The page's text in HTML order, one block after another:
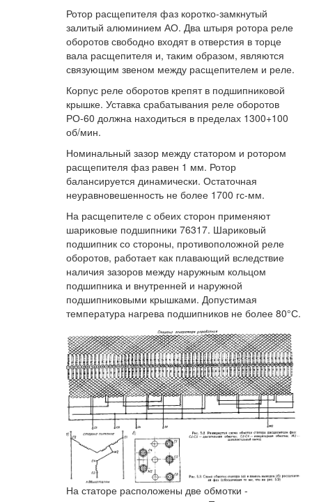
Ротор расщепителя фаз коротко-замкнутый
залитый алюминием АО. Два штыря ротора реле
оборотов свободно входят в отверстия в торце
вала расщепителя и, таким образом, являются
связующим звеном между расщепителем и реле.
Корпус реле оборотов крепят в подшипниковой
крышке. Уставка срабатывания реле оборотов
РО-60 должна находиться в пределах 1300+100
об/мин.
Номинальный зазор между статором и ротором
расщепителя фаз равен 1 мм. Ротор
балансируется динамически. Остаточная
неуравновешенность не более 1700 гс-мм.
На расщепителе с обеих сторон применяют
шариковые подшипники 76317. Шариковый
подшипник со стороны, противоположной реле
оборотов, работает как плавающий вследствие
наличия зазоров между наружным кольцом
подшипника и внутренней и наружной
подшипниковыми крышками. Допустимая
температура нагрева подшипников не более 80°С.
На статоре расположены две обмотки -